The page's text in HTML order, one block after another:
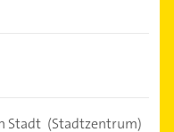
Stadt (Stadtzentrum)